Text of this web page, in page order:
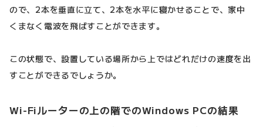
ので、2本を垂直に立て、2本を水平に寝かせることで、家中
くまなく電波を飛ばすことができます。
この状態で、設置している場所から上ではどれだけの速度を出
すことができるでしょうか。
Wi-Fiルーターの上の階でのWindows PCの結果